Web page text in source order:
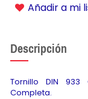
Añadir a mi
Descripción
Tornillo DIN 933
Completa.